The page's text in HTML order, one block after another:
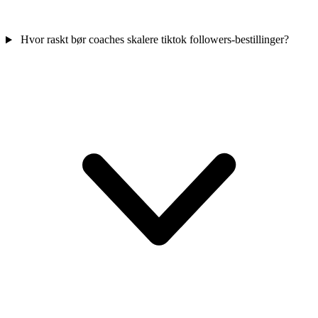
Hvor raskt bør coaches skalere tiktok followers-bestillinger?